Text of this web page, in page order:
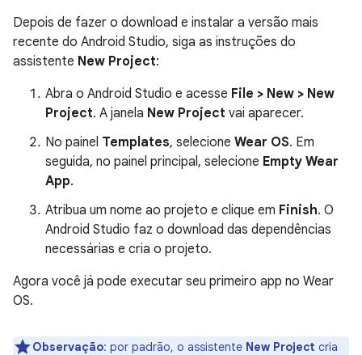
Depois de fazer o download e instalar a versão mais
recente do Android Studio, siga as instruções do
assistente New Project:
Abra o Android Studio e acesse File > New > New
Project. A janela New Project vai aparecer.
No painel Templates, selecione Wear OS. Em
seguida, no painel principal, selecione Empty Wear
App.
Atribua um nome ao projeto e clique em Finish. O
Android Studio faz o download das dependências
necessárias e cria o projeto.
Agora você já pode executar seu primeiro app no Wear
OS.
Observação: por padrão, o assistente New Project cria